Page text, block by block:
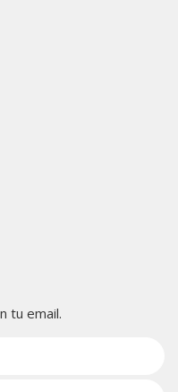
tu email.